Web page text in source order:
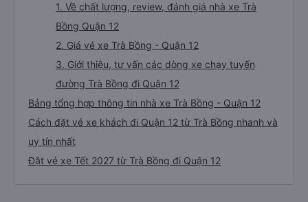
1. Về chất lượng, review, đánh giá nhà xe Trà
Bồng Quận 12
2. Giá vé xe Trà Bồng - Quận 12
3. Giới thiệu, tư vấn các dòng xe chạy tuyến
đường Trà Bồng đi Quận 12
Bảng tổng hợp thông tin nhà xe Trà Bồng - Quận 12
Cách đặt vé xe khách đi Quận 12 từ Trà Bồng nhanh và
uy tín nhất
Đặt vé xe Tết 2027 từ Trà Bồng đi Quận 12